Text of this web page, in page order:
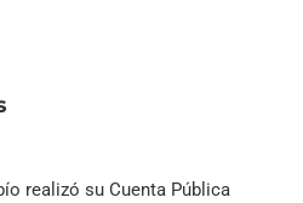
realizó su Cuenta Pública